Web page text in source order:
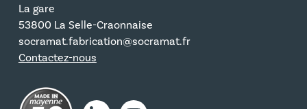
La gare
53800 La Selle-Craonnaise
socramat.fabrication@socramat.fr
Contactez-nous